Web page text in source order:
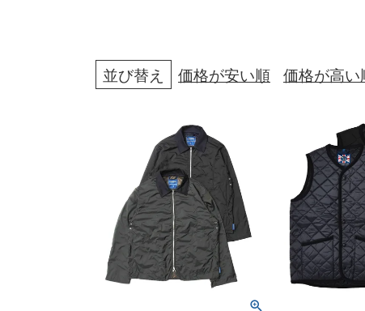
並び替え 価格が安い順 価格が高い